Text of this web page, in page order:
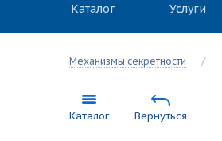
Каталог Услуги
Механизмы секретности
Каталог Вернуться